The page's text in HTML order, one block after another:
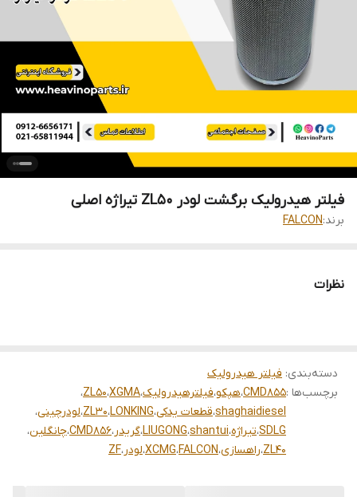
فیلتر هیدرولیک برگشت لودر ZL50 تیراژه اصلی
برند:FALCON
نظرات
دسته‌بندی: فیلتر هیدرولیک
برچسب‌ها :CMD855،هپکو،فیلترهیدرولیک،XGMA،ZL50،
shaghaidiesel،قطعات یدکی،LONKING،ZL30،لودرچینی،
SDLG،تیراژه،shantui،LIUGONG،گریدر،CMD856،چانگلین،
ZL40،راهسازی،FALCON،XCMG،لودر،ZF